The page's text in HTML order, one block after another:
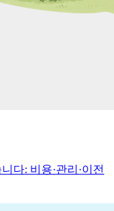
다: 비용·관리·이전